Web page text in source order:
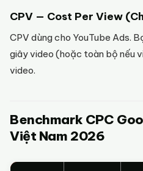
CPV — Cost Per View
CPV dùng cho YouTube Ads.
giây video (hoặc toàn bộ nếu
video.
Benchmark CPC
Việt Nam 2026